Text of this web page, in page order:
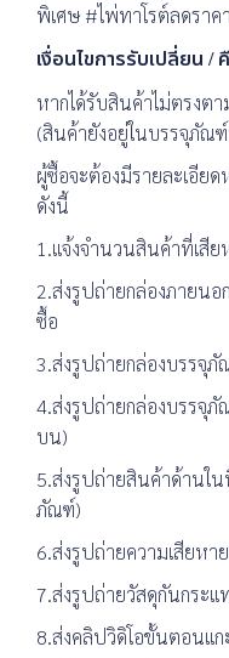
พิเศษ #ไพ่ทาโรต์ลดราคา
เงื่อนไขการรับเปลี่ยน /
หากได้รับสินค้าไม่ตรงต
(สินค้ายังอยู่ในบรรจุภัณ
ผู้ซื้อจะต้องมีรายละเอีย
ดังนี้
1.แจ้งจำนวนสินค้าที่เสี
2.ส่งรูปถ่ายกล่องภายน
ซื้อ
3.ส่งรูปถ่ายกล่องบรรจุ
4.ส่งรูปถ่ายกล่องบรรจุ
บน)
5.ส่งรูปถ่ายสินค้าด้านใ
ภัณฑ์)
6.ส่งรูปถ่ายความเสียหา
7.ส่งรูปถ่ายวัสดุกันกระแ
8.ส่งคลิปวิดิโอขั้นตอนแ